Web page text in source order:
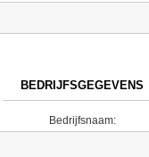
BEDRIJFSGEGEVENS
Bedrijfsnaam: